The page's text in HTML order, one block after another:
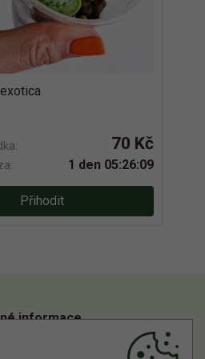
70 Kč
1 den 05:26:08
Přihodit
informace